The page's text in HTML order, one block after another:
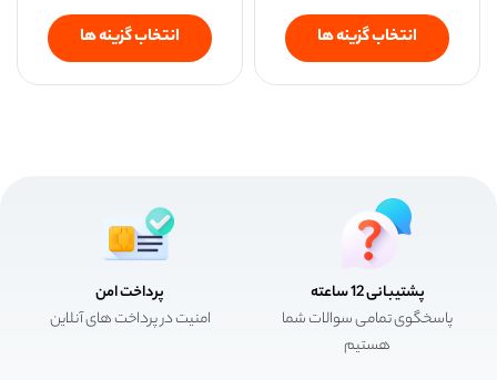
انتخاب گزینه ها انتخاب گزینه ها
پشتیبانی 12 ساعته
پاسخگوی تمامی سوالات شما
هستیم
پرداخت امن
امنیت در پرداخت های آنلاین